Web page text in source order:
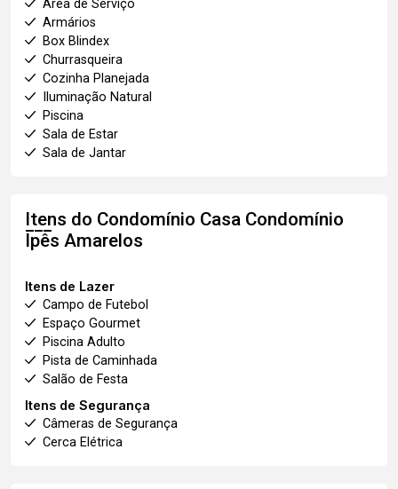
Área de Serviço
Armários
Box Blindex
Churrasqueira
Cozinha Planejada
Iluminação Natural
Piscina
Sala de Estar
Sala de Jantar
Itens do Condomínio Casa Condomínio
Ipês Amarelos
Itens de Lazer
Campo de Futebol
Espaço Gourmet
Piscina Adulto
Pista de Caminhada
Salão de Festa
Itens de Segurança
Câmeras de Segurança
Cerca Elétrica